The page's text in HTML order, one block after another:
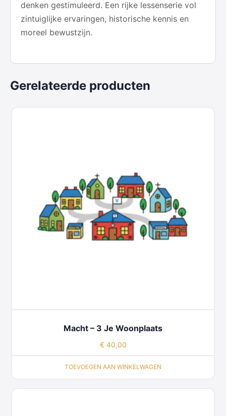
denken gestimuleerd. Een rijke lessenserie vol
zintuiglijke ervaringen, historische kennis en
moreel bewustzijn.
Gerelateerde producten
Macht – 3 Je Woonplaats
€ 40,00
TOEVOEGEN AAN WINKELWAGEN